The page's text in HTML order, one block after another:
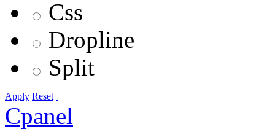
Css
Dropline
Split
Apply Reset
Cpanel